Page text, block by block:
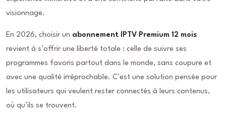
visionnage.
En 2026, choisir un abonnement IPTV Premium 12 mois
revient à s’offrir une liberté totale : celle de suivre ses
programmes favoris partout dans le monde, sans coupure et
avec une qualité irréprochable. C’est une solution pensée pour
les utilisateurs qui veulent rester connectés à leurs contenus,
où qu’ils se trouvent.